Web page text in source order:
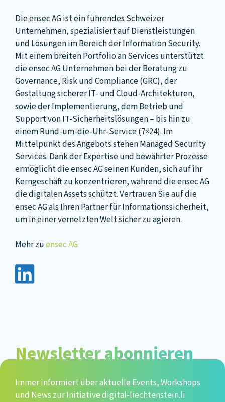
Die ensec AG ist ein führendes Schweizer
Unternehmen, spezialisiert auf Dienstleistungen
und Lösungen im Bereich der Information Security.
Mit einem breiten Portfolio an Services unterstützt
die ensec AG Unternehmen bei der Beratung zu
Governance, Risk und Compliance (GRC), der
Gestaltung sicherer IT- und Cloud-Architekturen,
sowie der Implementierung, dem Betrieb und
Support von IT-Sicherheitslösungen – bis hin zu
einem Rund-um-die-Uhr-Service (7×24). Im
Mittelpunkt des Angebots stehen Managed Security
Services. Dank der Expertise und bewährter Prozesse
ermöglicht die ensec AG seinen Kunden, sich auf ihr
Kerngeschäft zu konzentrieren, während die ensec AG
die digitalen Assets schützt. Vertrauen Sie auf die
ensec AG als Ihren Partner für Informationssicherheit,
um in einer vernetzten Welt sicher zu agieren.
Mehr zuensec AG
Newsletter abonnieren
Immer informiert über aktuelle Events, Workshops
und News zur Initiative digital-liechtenstein.li